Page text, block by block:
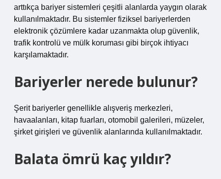
arttıkça bariyer sistemleri çeşitli alanlarda yaygın olarak
kullanılmaktadır. Bu sistemler fiziksel bariyerlerden
elektronik çözümlere kadar uzanmakta olup güvenlik,
trafik kontrolü ve mülk koruması gibi birçok ihtiyacı
karşılamaktadır.
Bariyerler nerede bulunur?
Şerit bariyerler genellikle alışveriş merkezleri,
havaalanları, kitap fuarları, otomobil galerileri, müzeler,
şirket girişleri ve güvenlik alanlarında kullanılmaktadır.
Balata ömrü kaç yıldır?